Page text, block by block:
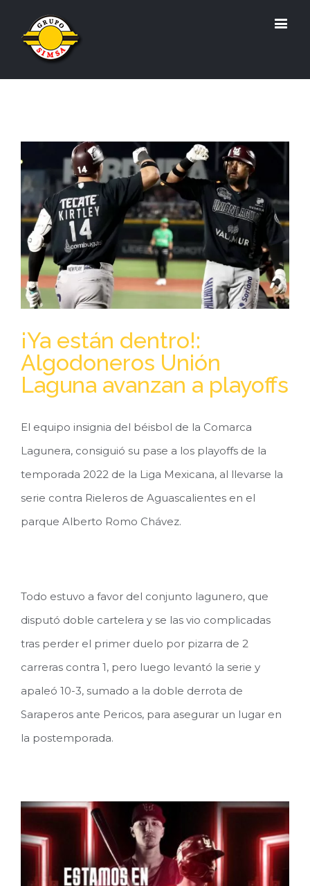
Larger
Image
¡Ya están dentro!:
Algodoneros Unión
Laguna avanzan a playoffs
El equipo insignia del béisbol de la Comarca
Lagunera, consiguió su pase a los playoffs de la
temporada 2022 de la Liga Mexicana, al llevarse la
serie contra Rieleros de Aguascalientes en el
parque Alberto Romo Chávez.
Todo estuvo a favor del conjunto lagunero, que
disputó doble cartelera y se las vio complicadas
tras perder el primer duelo por pizarra de 2
carreras contra 1, pero luego levantó la serie y
apaleó 10-3, sumado a la doble derrota de
Saraperos ante Pericos, para asegurar un lugar en
la postemporada.